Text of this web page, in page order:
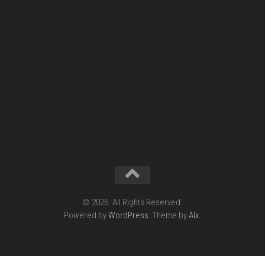
© 2026. All Rights Reserved.
Powered byWordPress. Theme byAlx.